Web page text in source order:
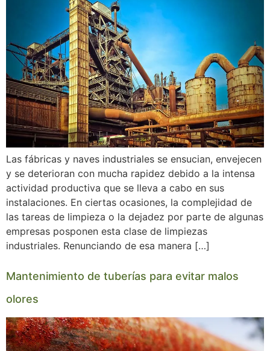
Las fábricas y naves industriales se ensucian, envejecen
y se deterioran con mucha rapidez debido a la intensa
actividad productiva que se lleva a cabo en sus
instalaciones. En ciertas ocasiones, la complejidad de
las tareas de limpieza o la dejadez por parte de algunas
empresas posponen esta clase de limpiezas
industriales. Renunciando de esa manera […]
Mantenimiento de tuberías para evitar malos
olores